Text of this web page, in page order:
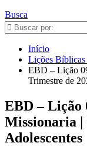
Busca
Início
Lições Bíblicas
EBD – Lição
Trimestre de
EBD – Lição
Missionaria |
Adolescentes